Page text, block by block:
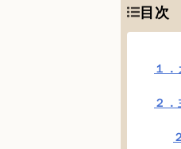
目次
１
２